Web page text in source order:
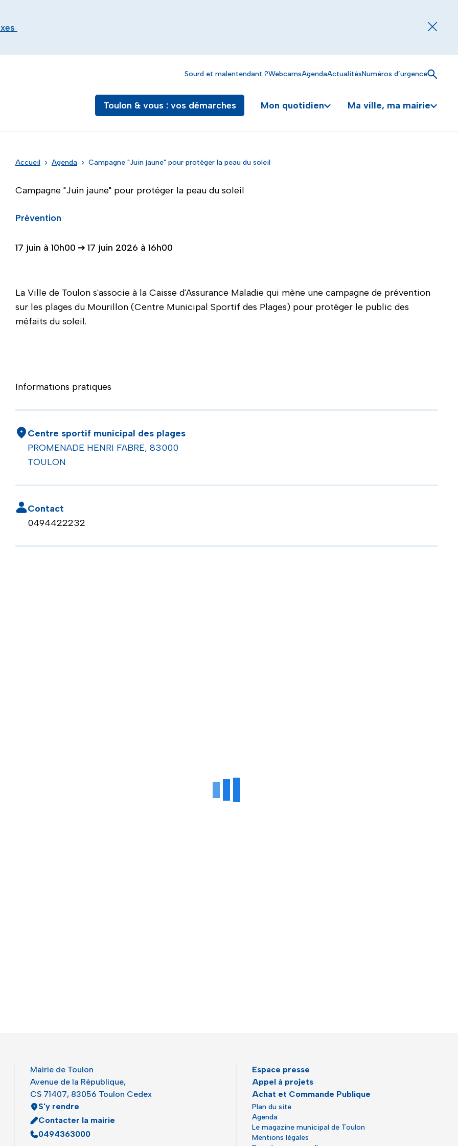
Fermer
Sourd et malentendant ?WebcamsAgendaActualitésNuméros d’urgence
Toulon & vous : vos démarches Mon quotidien Ma ville, ma mairie
Accueil Agenda Campagne "Juin jaune" pour protéger la peau du soleil
Campagne "Juin jaune" pour protéger la peau du soleil
Prévention
17 juin à 10h00 ➔ 17 juin 2026 à 16h00
La Ville de Toulon s'associe à la Caisse d'Assurance Maladie qui mène une campagne de prévention
sur les plages du Mourillon (Centre Municipal Sportif des Plages) pour protéger le public des
méfaits du soleil.
Informations pratiques
Centre sportif municipal des plages
PROMENADE HENRI FABRE, 83000
TOULON
Contact
0494422232
Mairie de Toulon
Avenue de la République,
CS 71407, 83056 Toulon Cedex
S'y rendre
Contacter la mairie
0494363000
Espace presse
Appel à projets
Achat et Commande Publique
Plan du site
Agenda
Le magazine municipal de Toulon
Mentions légales